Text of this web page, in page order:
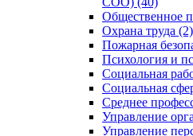
Общественное
Охрана труда (2)
Пожарная
Психология и
Социальная
Социальная
Среднее
Управление
Управление